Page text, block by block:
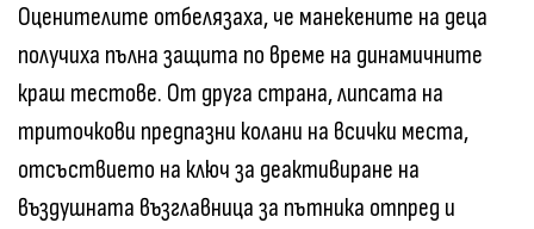
Оценителите отбелязаха, че манекените на деца
получиха пълна защита по време на динамичните
краш тестове. От друга страна, липсата на
триточкови предпазни колани на всички места,
отсъствието на ключ за деактивиране на
въздушната възглавница за пътника отпред и